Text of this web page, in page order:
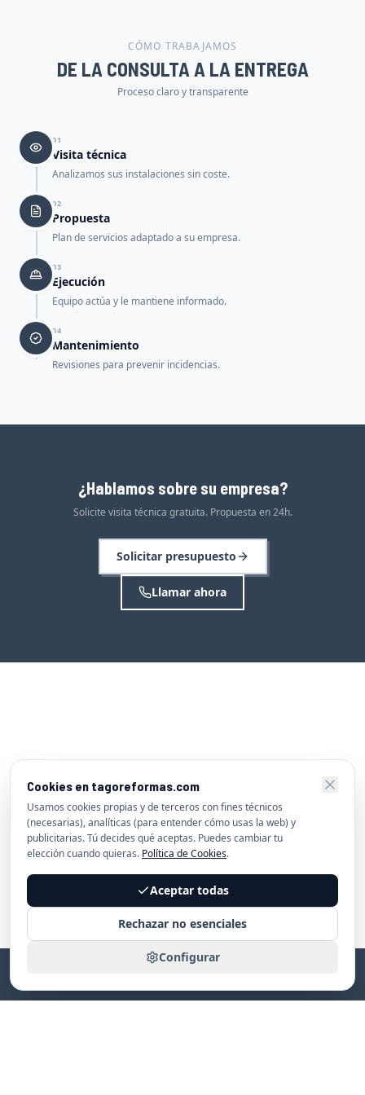
Cookies en tagoreformas.com
Usamos cookies propias y de terceros con fines técnicos
(necesarias), analíticas (para entender cómo usas la web) y
publicitarias. Tú decides qué aceptas. Puedes cambiar tu
elección cuando quieras. Política de Cookies.
Aceptar todas
Rechazar no esenciales
Configurar
CÓMO TRABAJAMOS
DE LA CONSULTA A LA ENTREGA
Proceso claro y transparente
01
Visita técnica
Analizamos sus instalaciones sin coste.
02
Propuesta
Plan de servicios adaptado a su empresa.
03
Ejecución
Equipo actúa y le mantiene informado.
04
Mantenimiento
Revisiones para prevenir incidencias.
¿Hablamos sobre su empresa?
Solicite visita técnica gratuita. Propuesta en 24h.
Solicitar presupuesto
Llamar ahora